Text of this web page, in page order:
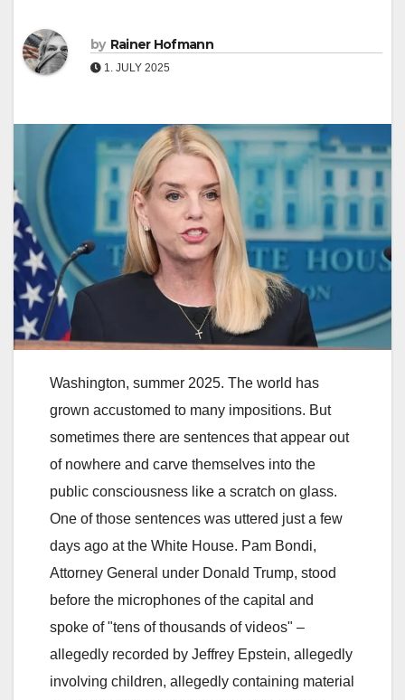
by Rainer Hofmann
1. JULY 2025
Washington, summer 2025. The world has
grown accustomed to many impositions. But
sometimes there are sentences that appear out
of nowhere and carve themselves into the
public consciousness like a scratch on glass.
One of those sentences was uttered just a few
days ago at the White House. Pam Bondi,
Attorney General under Donald Trump, stood
before the microphones of the capital and
spoke of "tens of thousands of videos" –
allegedly recorded by Jeffrey Epstein, allegedly
involving children, allegedly containing material